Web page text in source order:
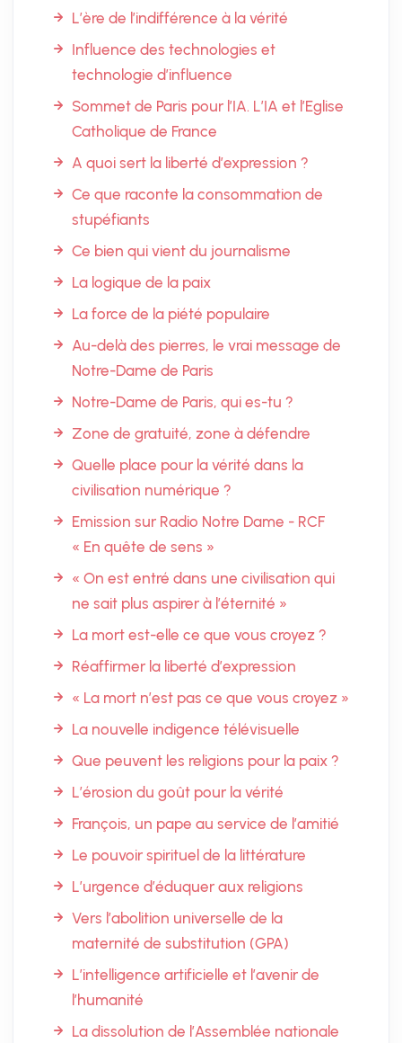
L’ère de l’indifférence à la vérité
Influence des technologies et
technologie d’influence
Sommet de Paris pour l’IA. L’IA et l’Eglise
Catholique de France
A quoi sert la liberté d’expression ?
Ce que raconte la consommation de
stupéfiants
Ce bien qui vient du journalisme
La logique de la paix
La force de la piété populaire
Au-delà des pierres, le vrai message de
Notre-Dame de Paris
Notre-Dame de Paris, qui es-tu ?
Zone de gratuité, zone à défendre
Quelle place pour la vérité dans la
civilisation numérique ?
Emission sur Radio Notre Dame - RCF
« En quête de sens »
« On est entré dans une civilisation qui
ne sait plus aspirer à l’éternité »
La mort est-elle ce que vous croyez ?
Réaffirmer la liberté d’expression
« La mort n’est pas ce que vous croyez »
La nouvelle indigence télévisuelle
Que peuvent les religions pour la paix ?
L’érosion du goût pour la vérité
François, un pape au service de l’amitié
Le pouvoir spirituel de la littérature
L’urgence d’éduquer aux religions
Vers l’abolition universelle de la
maternité de substitution (GPA)
L’intelligence artificielle et l’avenir de
l’humanité
La dissolution de l’Assemblée nationale